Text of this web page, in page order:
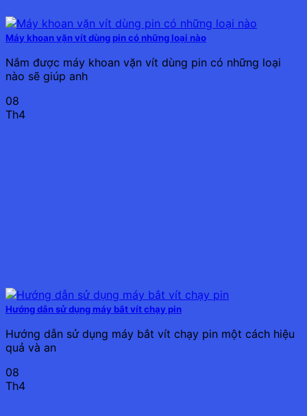
Máy khoan vặn vít dùng pin có những loại nào
Nắm được máy khoan vặn vít dùng pin có những loại
nào sẽ giúp anh
08
Th4
Hướng dẫn sử dụng máy bắt vít chạy pin
Hướng dẫn sử dụng máy bắt vít chạy pin một cách hiệu
quả và an
08
Th4